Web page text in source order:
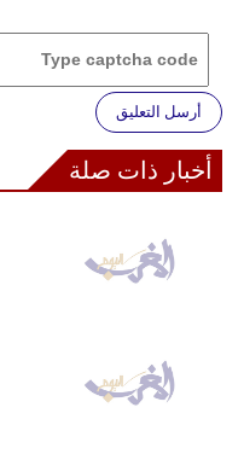
أرسل التعليق
أخبار ذات صلة